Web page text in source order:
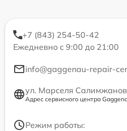
+7 (843) 254-50-42
Ежедневно с 9:00 до 21:00
info@gaggenau-repair-
ул. Марселя
Адрес сервисного центра
Режим работы: